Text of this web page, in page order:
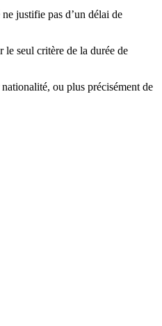
justifie pas d’un délai de
le seul critère de la durée de
ou plus précisément de